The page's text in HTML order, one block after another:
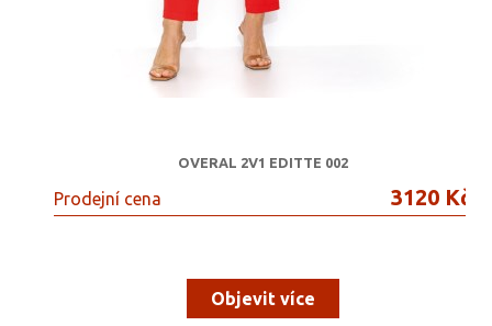
OVERAL 2V1 EDITTE 002
Prodejní cena 3120 Kč
Objevit více